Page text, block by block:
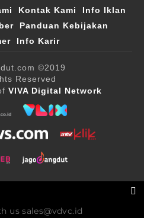
Kontak Kami
Info Iklan
Panduan Kebijakan
Info Karir
©2019
Reserved
VIVA Digital Network
